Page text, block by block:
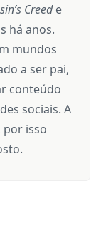
Creede
há anos.
mundos
a ser pai,
conteúdo
sociais. A
por isso